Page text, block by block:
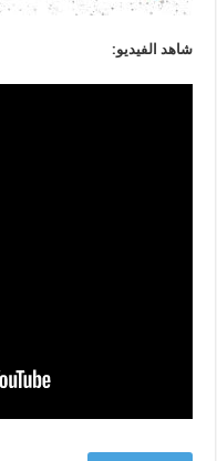
شاهد الفيديو: